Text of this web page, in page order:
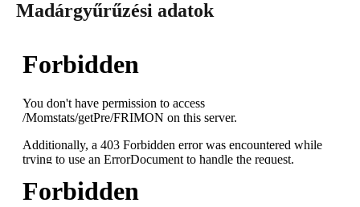
Madárgyűrűzési adatok